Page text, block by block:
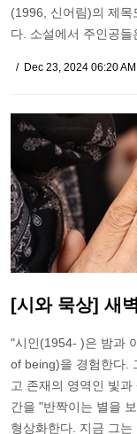
(1996, 신어림)의 제
다. 소설에서 주인공
Dec 23, 2024 06:20
[시와 묵상] 새
"시인(1954- )은 밤과
of being)을 경험한다.
고 존재의 영역인 빛
간을 "반짝이는 별을
형상화한다. 지금 그